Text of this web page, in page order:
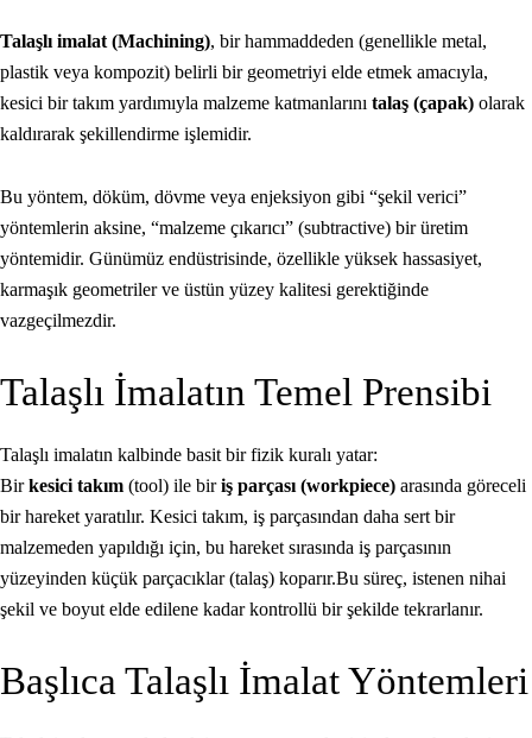
Talaşlı imalat (Machining), bir hammaddeden (genellikle metal,
plastik veya kompozit) belirli bir geometriyi elde etmek amacıyla,
kesici bir takım yardımıyla malzeme katmanlarını talaş (çapak) olarak
kaldırarak şekillendirme işlemidir.
Bu yöntem, döküm, dövme veya enjeksiyon gibi “şekil verici”
yöntemlerin aksine, “malzeme çıkarıcı” (subtractive) bir üretim
yöntemidir. Günümüz endüstrisinde, özellikle yüksek hassasiyet,
karmaşık geometriler ve üstün yüzey kalitesi gerektiğinde
vazgeçilmezdir.
Talaşlı İmalatın Temel Prensibi
Talaşlı imalatın kalbinde basit bir fizik kuralı yatar:
Birkesici takım (tool) ile biriş parçası (workpiece) arasında göreceli
bir hareket yaratılır. Kesici takım, iş parçasından daha sert bir
malzemeden yapıldığı için, bu hareket sırasında iş parçasının
yüzeyinden küçük parçacıklar (talaş) koparır.Bu süreç, istenen nihai
şekil ve boyut elde edilene kadar kontrollü bir şekilde tekrarlanır.
Başlıca Talaşlı İmalat Yöntemleri